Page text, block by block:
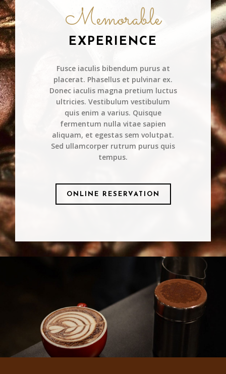
Memorable
EXPERIENCE
Fusce iaculis bibendum purus at
placerat. Phasellus et pulvinar ex.
Donec iaculis magna pretium luctus
ultricies. Vestibulum vestibulum
quis enim a varius. Quisque
fermentum nulla vitae sapien
aliquam, et egestas sem volutpat.
Sed ullamcorper rutrum purus quis
tempus.
ONLINE RESERVATION